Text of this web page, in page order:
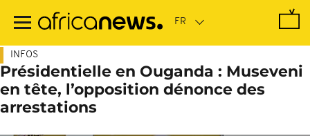
contenu
INFOS
Présidentielle en Ouganda : Museveni
en tête, l’opposition dénonce des
arrestations